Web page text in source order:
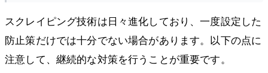
スクレイピング技術は日々進化しており、一度設定した
防止策だけでは十分でない場合があります。以下の点に
注意して、継続的な対策を行うことが重要です。